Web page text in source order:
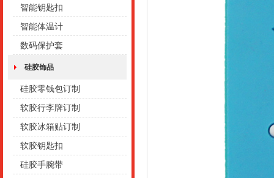
智能钥匙扣
智能体温计
数码保护套
硅胶饰品
硅胶零钱包订制
软胶行李牌订制
软胶冰箱贴订制
软胶钥匙扣
硅胶手腕带